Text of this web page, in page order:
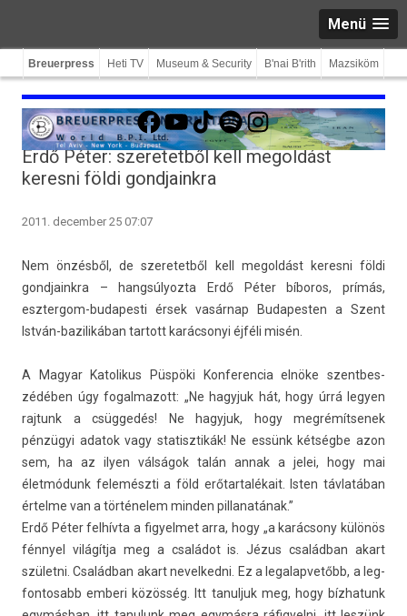
Menü
Breuerpress Heti TV Museum & Security B'nai B'rith Mazsiköm
Facebook
YouTube
TikTokSpotifyInstagram
Erdő Péter: szeretetből kell megoldást
keresni földi gondjainkra
2011. december 25 07:07
Nem önzésből, de szeretet­ből kell megol­dást keres­ni földi
gondjainkra – han­gsúlyoz­ta Erdő Péter bíboros, prímás,
esztergom-budapesti érsek vasárnap Budapest­en a Szent
István-bazilikában tar­tott karác­sonyi éjféli misén.
A Magyar Katolikus Püspöki Kon­feren­cia elnöke szentbes­
zédéb­en úgy fogal­mazott: „Ne hagyjuk hát, hogy úrrá legy­en
raj­tunk a csüggedés! Ne hagyjuk, hogy meg­rémít­senek
pénzügyi adatok vagy statisztikák! Ne essünk kétségbe azon
sem, ha az ilyen válságok talán annak a jelei, hogy mai
életmódunk felemészti a föld erőtar­talékait. Isten távlatában
értel­me van a történelem mind­en pil­lanatának.”
Erdő Péter felhívta a figyel­met arra, hogy „a karácsony különös
fénnyel világítja meg a családot is. Jézus családban akart
születni. Családban akart nevel­kedni. Ez a legalap­vetőbb, a leg­
fontosabb em­beri közösség. Itt tanul­juk meg, hogy bíz­hatunk